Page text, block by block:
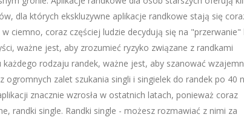
dla których ekskluzywne aplikacje randkowe stają się
ciemno, coraz częściej ludzie decydują się na "przerwanie"
ważne jest, aby zrozumieć ryzyko związane z randkami
rodzaju randek, ważne jest, aby szanować
zalet szukania singli i singielek do randek po 40
znacznie wzrosła w ostatnich latach, ponieważ coraz
randki single. Randki single - możesz rozmawiać z nimi za